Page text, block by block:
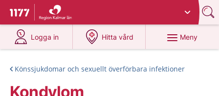
Till startsidan för 1177
Du har valt region
Logga in
på 1177.se
Hitta vård
på 1177.se
Meny
Könssjukdomar och sexuellt överförbara infektioner
Kondylom